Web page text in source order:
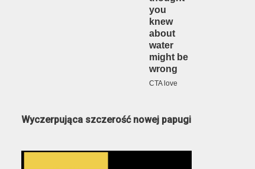
Wyczerpująca szczerość nowej papugi